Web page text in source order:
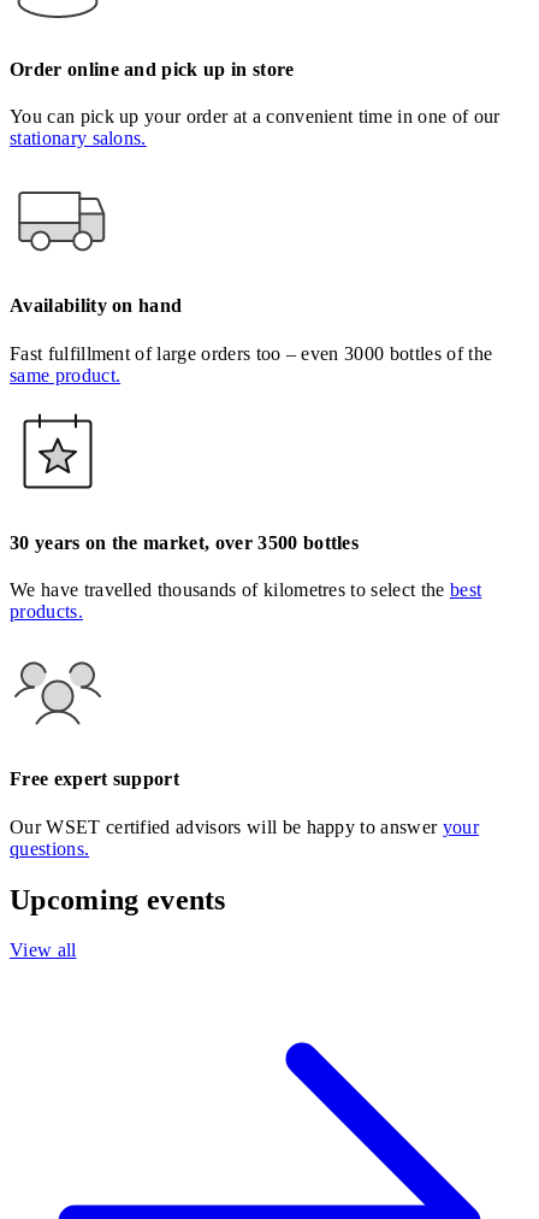
Order online and pick up in store
You can pick up your order at a convenient time in one of our
stationary salons.
Availability on hand
Fast fulfillment of large orders too – even 3000 bottles of the
same product.
30 years on the market, over 3500 bottles
We have travelled thousands of kilometres to select the best
products.
Free expert support
Our WSET certified advisors will be happy to answer your
questions.
Upcoming events
View all